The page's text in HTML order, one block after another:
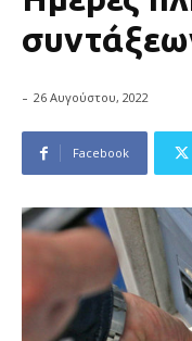
- 26 Αυγούστου, 2022
Facebook